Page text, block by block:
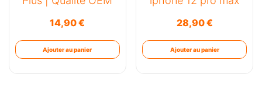
14,90€
Ajouter au panier
28,90€
Ajouter au panier